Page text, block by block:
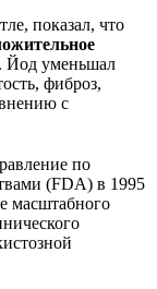
показал, что
. Йод уменьшал
фиброз,
с
по
(FDA) в 1995
масштабного